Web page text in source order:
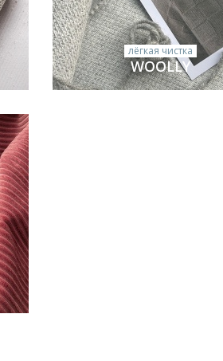
лёгкая чистка
WOOLLY